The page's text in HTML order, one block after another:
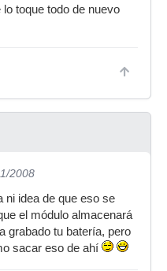
toque todo de nuevo
2008
ni idea de que eso se
el módulo almacenará
grabado tu batería, pero
sacar eso de ahí